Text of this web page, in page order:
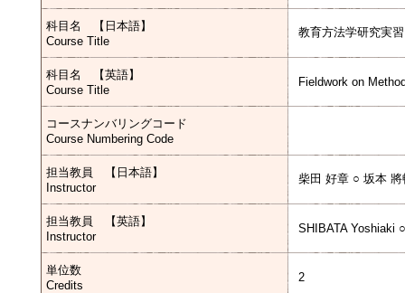
科目名 【日本語】
Course Title
教育方法学研究実習
科目名 【英語】
Course Title
Fieldwork on
コースナンバリングコード
Course Numbering Code
担当教員 【日本語】
Instructor
柴田 好章 ○ 坂本 將
担当教員 【英語】
Instructor
SHIBATA Yoshiaki
単位数
Credits
2